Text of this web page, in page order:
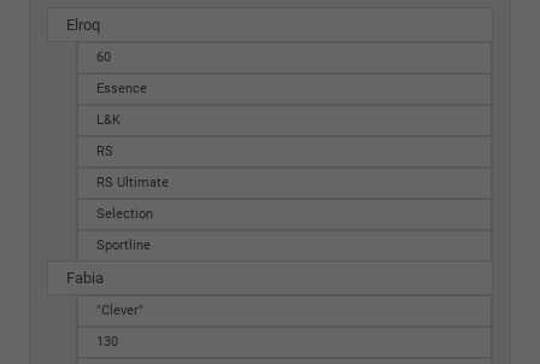
Elroq
60
Essence
L&K
RS
RS Ultimate
Selection
Sportline
Fabia
"Clever"
130